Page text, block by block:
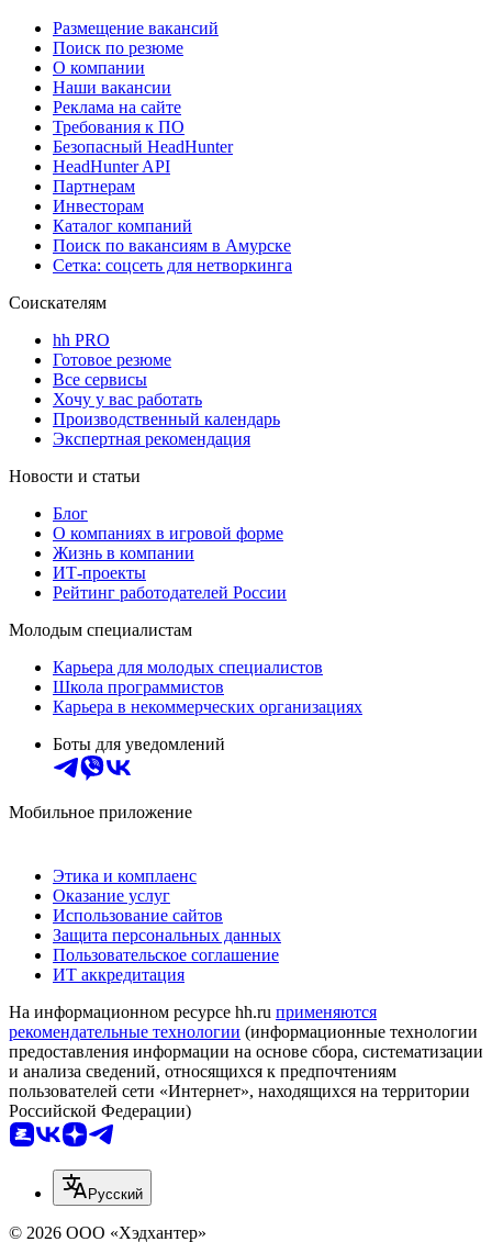
Размещение вакансий
Поиск по резюме
О компании
Наши вакансии
Реклама на сайте
Требования к ПО
Безопасный HeadHunter
HeadHunter API
Партнерам
Инвесторам
Каталог компаний
Поиск по вакансиям в Амурске
Сетка: соцсеть для нетворкинга
Соискателям
hh PRO
Готовое резюме
Все сервисы
Хочу у вас работать
Производственный календарь
Экспертная рекомендация
Новости и статьи
Блог
О компаниях в игровой форме
Жизнь в компании
ИТ-проекты
Рейтинг работодателей России
Молодым специалистам
Карьера для молодых специалистов
Школа программистов
Карьера в некоммерческих организациях
Боты для уведомлений
Мобильное приложение
Этика и комплаенс
Оказание услуг
Использование сайтов
Защита персональных данных
Пользовательское соглашение
ИТ аккредитация
На информационном ресурсе hh.ru применяются
рекомендательные технологии (информационные технологии
предоставления информации на основе сбора, систематизации
и анализа сведений, относящихся к предпочтениям
пользователей сети «Интернет», находящихся на территории
Российской Федерации)
Русский
© 2026 ООО «Хэдхантер»